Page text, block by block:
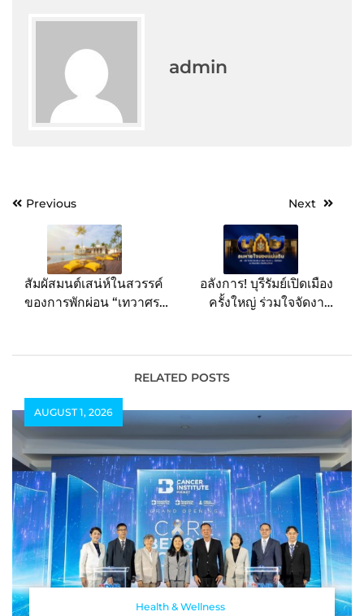
admin
PostPrevious
สัมผัสมนต์เสน่ห์ในสวรรค์
ของการพักผ่อน “เทวาศรม
Next
อลังการ! บุรีรัมย์เปิดเมือง
ครั้งใหญ่ ร่วมใจจัดงาน
เทคโนโลยีจัดแสดงระดับ
โลก สุดยิ่งใหญ่ตระการตา
RELATED POSTS
AUGUST 1, 2026
Health & Wellness